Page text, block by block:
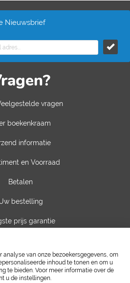
Nieuwsbrief
vragen
boekenkraam
informatie
en Voorraad
Betalen
bestelling
prijs garantie
van gegevens
voorwaarden
Contact
analyse van onze bezoekersgegevens, om
inhoud te tonen en om u
te bieden. Voor meer informatie over de
u de instellingen.